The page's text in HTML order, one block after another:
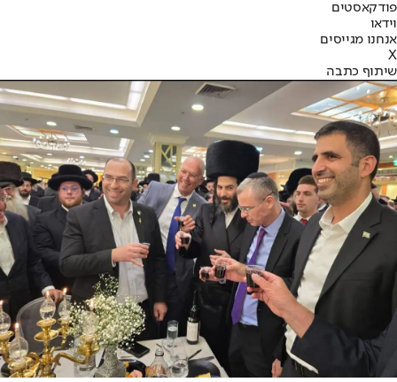
פודקאסטים
וידאו
אנחנו מגייסים
X
שיתוף כתבה